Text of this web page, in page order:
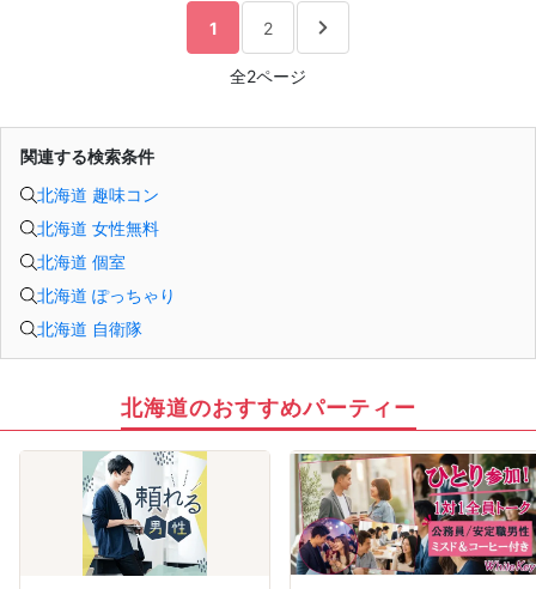
1 2
全2ページ
関連する検索条件
北海道 趣味コン
北海道 女性無料
北海道 個室
北海道 ぽっちゃり
北海道 自衛隊
北海道のおすすめパーティー